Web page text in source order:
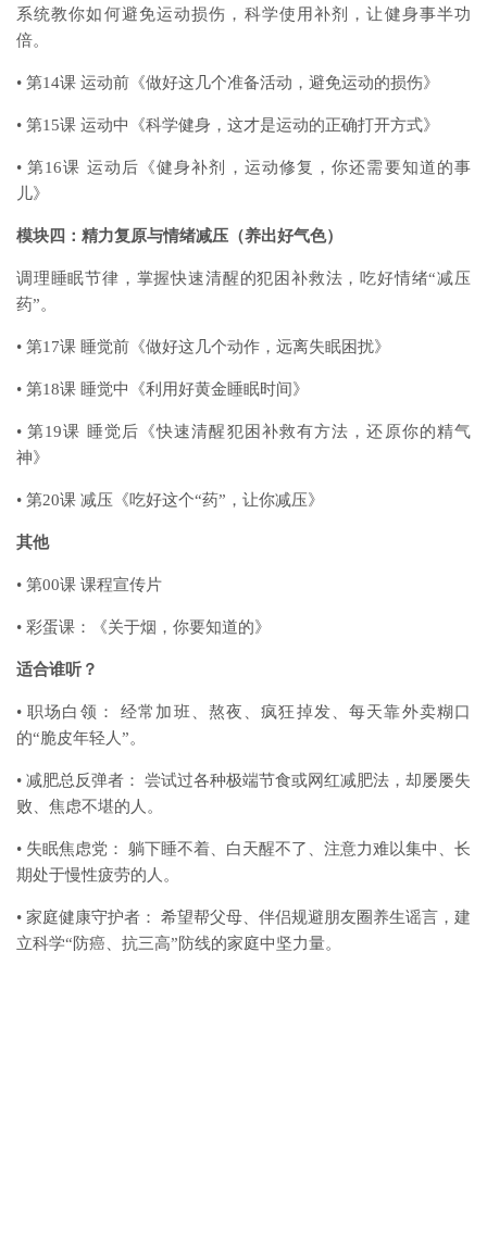
系统教你如何避免运动损伤，科学使用补剂，让健身事半功
倍。
• 第14课 运动前《做好这几个准备活动，避免运动的损伤》
• 第15课 运动中《科学健身，这才是运动的正确打开方式》
• 第16课 运动后《健身补剂，运动修复，你还需要知道的事
儿》
模块四：精力复原与情绪减压（养出好气色）
调理睡眠节律，掌握快速清醒的犯困补救法，吃好情绪“减压
药”。
• 第17课 睡觉前《做好这几个动作，远离失眠困扰》
• 第18课 睡觉中《利用好黄金睡眠时间》
• 第19课 睡觉后《快速清醒犯困补救有方法，还原你的精气
神》
• 第20课 减压《吃好这个“药”，让你减压》
其他
• 第00课 课程宣传片
• 彩蛋课：《关于烟，你要知道的》
适合谁听？
• 职场白领： 经常加班、熬夜、疯狂掉发、每天靠外卖糊口
的“脆皮年轻人”。
• 减肥总反弹者： 尝试过各种极端节食或网红减肥法，却屡屡失
败、焦虑不堪的人。
• 失眠焦虑党： 躺下睡不着、白天醒不了、注意力难以集中、长
期处于慢性疲劳的人。
• 家庭健康守护者： 希望帮父母、伴侣规避朋友圈养生谣言，建
立科学“防癌、抗三高”防线的家庭中坚力量。